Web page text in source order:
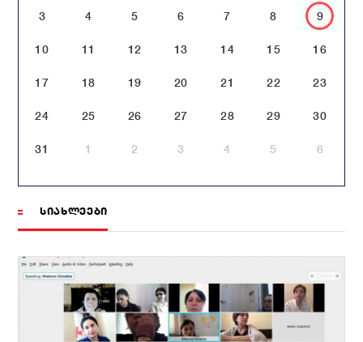
3 4 5 6 7 8 9
10 11 12 13 14 15 16
17 18 19 20 21 22 23
24 25 26 27 28 29 30
31 1 2 3 4 5 6
ᲡᲘᲐᲮᲚᲔᲔᲑᲘ